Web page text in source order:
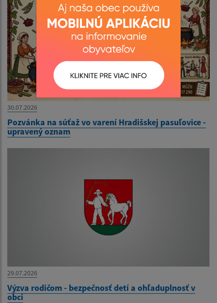
30.07.2026
Pozvánka na súťaž vo varení Hradišskej pasuľovice -
upravený oznam
29.07.2026
Výzva rodičom - bezpečnosť detí a ohľaduplnosť v
obci